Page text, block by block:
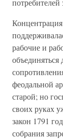
потребителей
Концентрация
рабочие и
феодальной
старой; но
своих руках
закон 1791
собрания